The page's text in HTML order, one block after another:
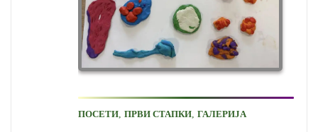
ПОСЕТИ,ПРВИ СТАПКИ,ГАЛЕРИЈА